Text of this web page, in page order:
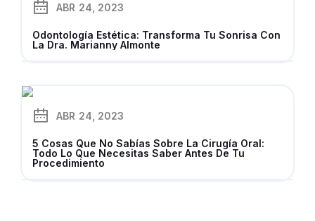
ABR 24, 2023
Odontología Estética: Transforma Tu Sonrisa Con
La Dra. Marianny Almonte
ABR 24, 2023
5 Cosas Que No Sabías Sobre La Cirugía Oral:
Todo Lo Que Necesitas Saber Antes De Tu
Procedimiento